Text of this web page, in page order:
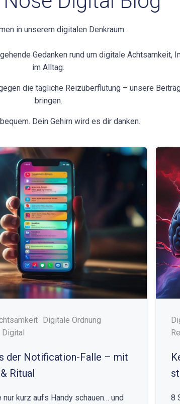
in unserem digitalen Denkraum.
Gedanken rund um digitale Achtsamkeit,
im Alltag.
die tägliche Reizüberflutung – unsere
bringen.
Dein Gehirn wird es dir danken.
Digitale Ordnung
Digital
der Notification-Falle – mit
Ritual
nur kurz aufs Handy schauen… und
8